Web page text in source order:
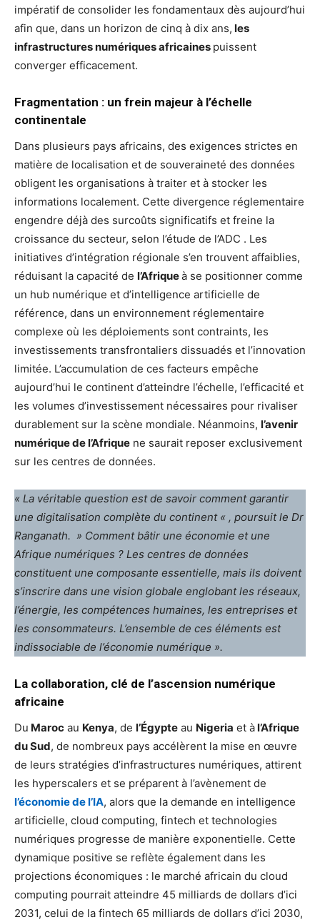
impératif de consolider les fondamentaux dès aujourd’hui
afin que, dans un horizon de cinq à dix ans, les
infrastructures numériques africaines puissent
converger efficacement.
Fragmentation : un frein majeur à l’échelle
continentale
Dans plusieurs pays africains, des exigences strictes en
matière de localisation et de souveraineté des données
obligent les organisations à traiter et à stocker les
informations localement. Cette divergence réglementaire
engendre déjà des surcoûts significatifs et freine la
croissance du secteur, selon l’étude de l’ADC . Les
initiatives d’intégration régionale s’en trouvent affaiblies,
réduisant la capacité de l’Afriqueà se positionner comme
un hub numérique et d’intelligence artificielle de
référence, dans un environnement réglementaire
complexe où les déploiements sont contraints, les
investissements transfrontaliers dissuadés et l’innovation
limitée. L’accumulation de ces facteurs empêche
aujourd’hui le continent d’atteindre l’échelle, l’efficacité et
les volumes d’investissement nécessaires pour rivaliser
durablement sur la scène mondiale. Néanmoins, l’avenir
numérique de l’Afrique ne saurait reposer exclusivement
sur les centres de données.
« La véritable question est de savoir comment garantir
une digitalisation complète du continent « , poursuit le Dr
Ranganath. » Comment bâtir une économie et une
Afrique numériques ? Les centres de données
constituent une composante essentielle, mais ils doivent
s’inscrire dans une vision globale englobant les réseaux,
l’énergie, les compétences humaines, les entreprises et
les consommateurs. L’ensemble de ces éléments est
indissociable de l’économie numérique ».
La collaboration, clé de l’ascension numérique
africaine
Du Maroc au Kenya, de l’Égypte au Nigeria et àl’Afrique
du Sud, de nombreux pays accélèrent la mise en œuvre
de leurs stratégies d’infrastructures numériques, attirent
les hyperscalers et se préparent à l’avènement de
l’économie de l’IA, alors que la demande en intelligence
artificielle, cloud computing, fintech et technologies
numériques progresse de manière exponentielle. Cette
dynamique positive se reflète également dans les
projections économiques : le marché africain du cloud
computing pourrait atteindre 45 milliards de dollars d’ici
2031, celui de la fintech 65 milliards de dollars d’ici 2030,